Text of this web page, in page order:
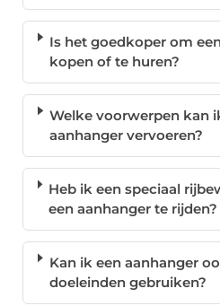
Is het goedkoper om
kopen of te huren?
Welke voorwerpen kan
aanhanger vervoeren?
Heb ik een speciaal
een aanhanger te rijden?
Kan ik een aanhanger
doeleinden gebruiken?